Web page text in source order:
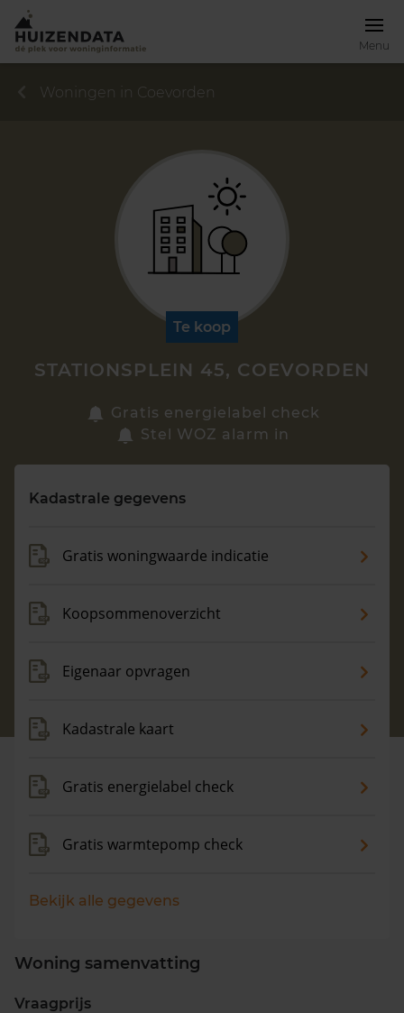
Menu
Zoek een woning
Maandag t/m vrijdag - 08:00 -18:00
Woningen in Coevorden
Te koop
STATIONSPLEIN 45, COEVORDEN
Gratis energielabel check
Stel WOZ alarm in
Kadastrale gegevens
Gratis woningwaarde indicatie
Koopsommenoverzicht
Eigenaar opvragen
Kadastrale kaart
Gratis energielabel check
Gratis warmtepomp check
Bekijk alle gegevens
Woning samenvatting
Vraagprijs